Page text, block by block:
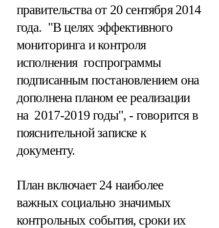
правительства от 20 сентября 2014
года. "В целях эффективного
мониторинга и контроля
исполнения госпрограммы
подписанным постановлением она
дополнена планом ее реализации
на 2017-2019 годы", - говорится в
пояснительной записке к
документу.
План включает 24 наиболее
важных социально значимых
контрольных события, сроки их